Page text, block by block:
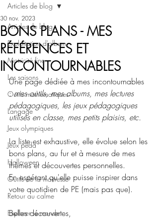
Articles de blog
Exploitation d'album
Motricité fine
Les saisons
Outils mathématiques
Langage
Jeux olympiques
Jeux péda
Halloween
Outils de la maitresse
Retour au calme
Explorer le monde
Articles de blog
BONS PLANS - MES
RÉFÉRENCES ET
INCONTOURNABLES
30 nov. 2023
Une page dédiée à mes incontournables
: mes outils, mes albums, mes lectures
pédagogiques, les jeux pédagogiques
utilisés en classe, mes petits plaisirs, etc.
La liste est exhaustive, elle évolue selon les
bons plans, au fur et à mesure de mes
thèmes et découvertes personnelles.
En espérant qu'elle puisse inspirer dans
votre quotidien de PE (mais pas que).
Belles découvertes,